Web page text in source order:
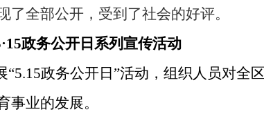
了全部公开，受到了社会的好评。
·15政务公开日系列宣传活动
“5.15政务公开日”活动，组织人员对全
事业的发展。